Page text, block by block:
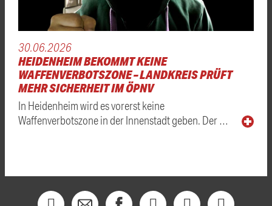
30.06.2026
HEIDENHEIM BEKOMMT KEINE
WAFFENVERBOTSZONE – LANDKREIS PRÜFT
MEHR SICHERHEIT IM ÖPNV
In Heidenheim wird es vorerst keine
Waffenverbotszone in der Innenstadt geben. Der …